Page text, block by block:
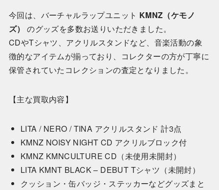
今回は、バーチャルラップユニット KMNZ（ケモノ
ズ）
のグッズを多数お送りいただきました。
CDやTシャツ、アクリルスタンドなど、音楽活動の象
徴的なアイテムが揃っており、コレクターの方が丁寧に
保管されていたコレクションの査定となりました。
【主な買取内容】
LITA / NERO / TINA アクリルスタンド 計3点
KMNZ NOISY NIGHT CD アクリルブロック付
KMNZ KMNCULTURE CD（未使用未開封）
LITA KMNT BLACK – DEBUT Tシャツ（未開封）
クッション・缶バッジ・ステッカーなどグッズまと